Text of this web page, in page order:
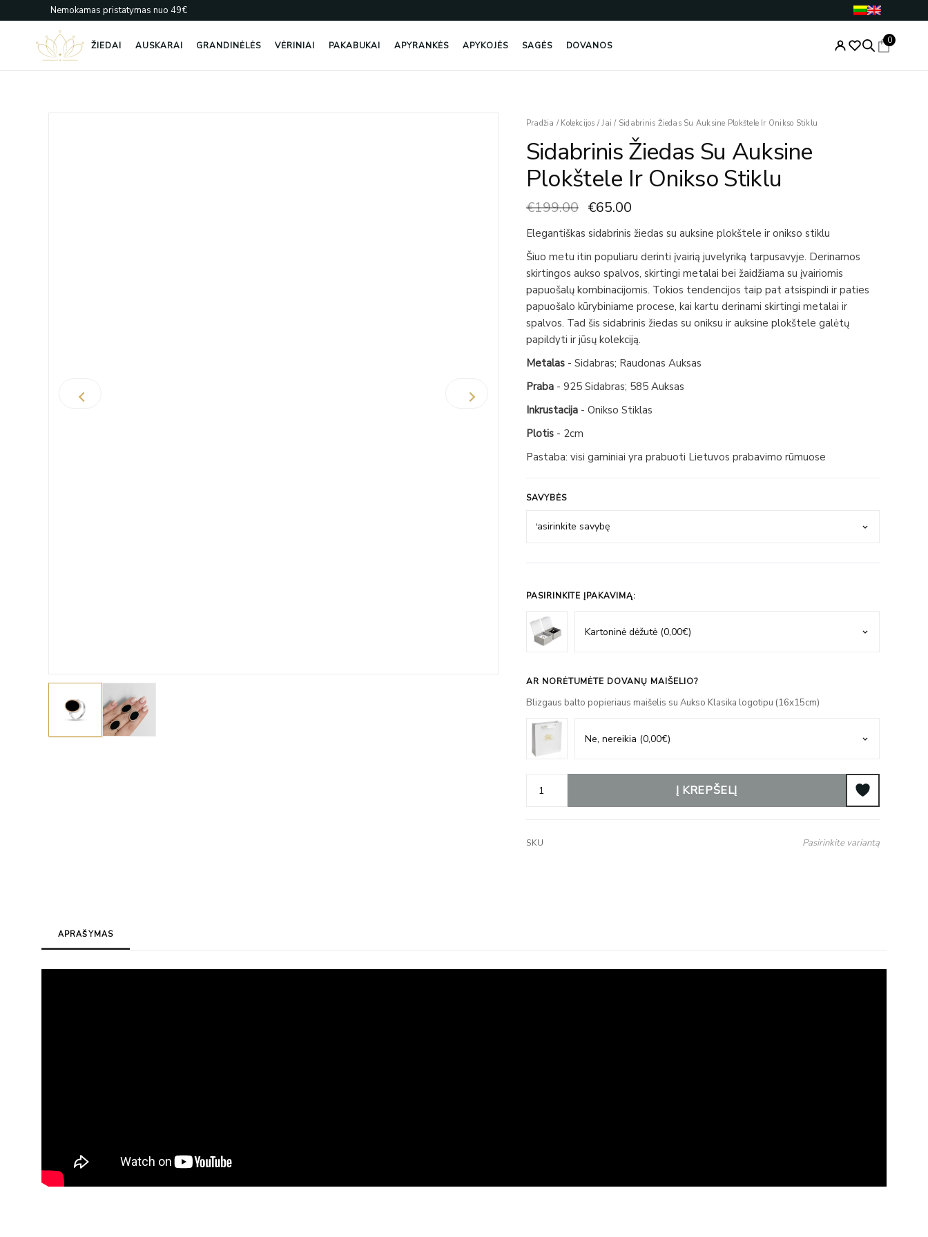
prie
Nemokamas pristatymas nuo 49€
ŽIEDAI AUSKARAI GRANDINĖLĖS VĖRINIAI PAKABUKAI APYRANKĖS APYKOJĖS SAGĖS DOVANOS 0
Pradžia / Kolekcijos / Jai /Sidabrinis Žiedas Su Auksine Plokštele Ir Onikso Stiklu
Sidabrinis Žiedas Su Auksine
Plokštele Ir Onikso Stiklu
€199.00
Original
was:
€199.00.
€65.00
Current
price
is:
€65.00.
Elegantiškas sidabrinis žiedas su auksine plokštele ir onikso stiklu
Šiuo metu itin populiaru derinti įvairią juvelyriką tarpusavyje. Derinamos
skirtingos aukso spalvos, skirtingi metalai bei žaidžiama su įvairiomis
papuošalų kombinacijomis. Tokios tendencijos taip pat atsispindi ir paties
papuošalo kūrybiniame procese, kai kartu derinami skirtingi metalai ir
spalvos. Tad šis sidabrinis žiedas su oniksu ir auksine plokštele galėtų
papildyti ir jūsų kolekciją.
Metalas- Sidabras; Raudonas Auksas
Praba- 925 Sidabras; 585 Auksas
Inkrustacija- Onikso Stiklas
Plotis- 2cm
Pastaba: visi gaminiai yra prabuoti Lietuvos prabavimo rūmuose
SAVYBĖS
PASIRINKITE ĮPAKAVIMĄ:
AR NORĖTUMĖTE DOVANŲ MAIŠELIO?
Blizgaus balto popieriaus maišelis su Aukso Klasika logotipu (16x15cm)
produkto
Sidabrinis
Žiedas
Su
Auksine
Plokštele
Ir
Stiklu
Į KREPŠELĮ
SKU Pasirinkite variantą
APRAŠYMAS